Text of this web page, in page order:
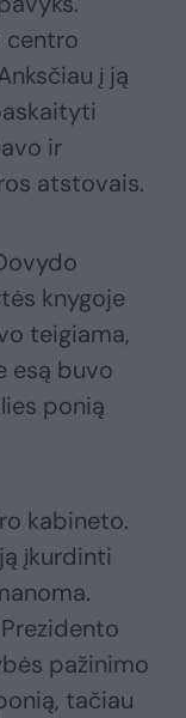
centro
į ją
ir
atstovais.
knygoje
teigiama,
esą buvo
ponią
kabineto.
įkurdinti
pažinimo
tačiau